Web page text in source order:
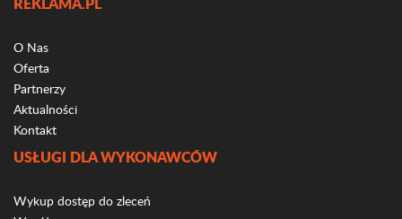
O Nas
Oferta
Partnerzy
Aktualności
Kontakt
USŁUGI DLA WYKONAWCÓW
Wykup dostęp do zleceń